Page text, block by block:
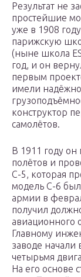
Результат не
простейшие
уже в 1908
парижскую
(ныне школа
год, и он
первым
имели
конструктор
самолётов.
В 1911 году он
полётов и
С-5, которая
модель С-6
армии в
получил
авиационного
Главному
заводе начали
четырьмя
На его основе